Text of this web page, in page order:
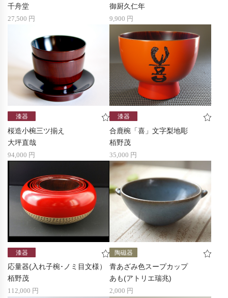
千舟堂
27,500 円
御厨久仁年
9,900 円
漆器
桜造小椀三ツ揃え
大坪直哉
94,000 円
漆器
合鹿椀「喜」文字梨地彫
栢野茂
35,000 円
漆器
応量器(入れ子椀･ノミ目文様）
栢野茂
112,000 円
陶磁器
青あざみ色スープカップ
あも(アトリエ瑞兆)
2,000 円